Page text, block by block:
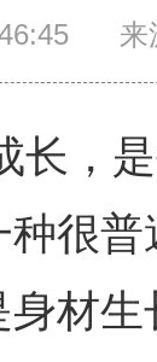
来
，是
很
材